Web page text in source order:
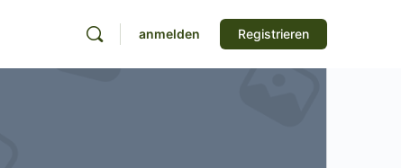
anmelden Registrieren